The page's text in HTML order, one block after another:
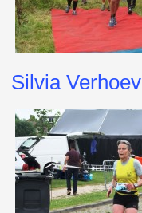
Silvia